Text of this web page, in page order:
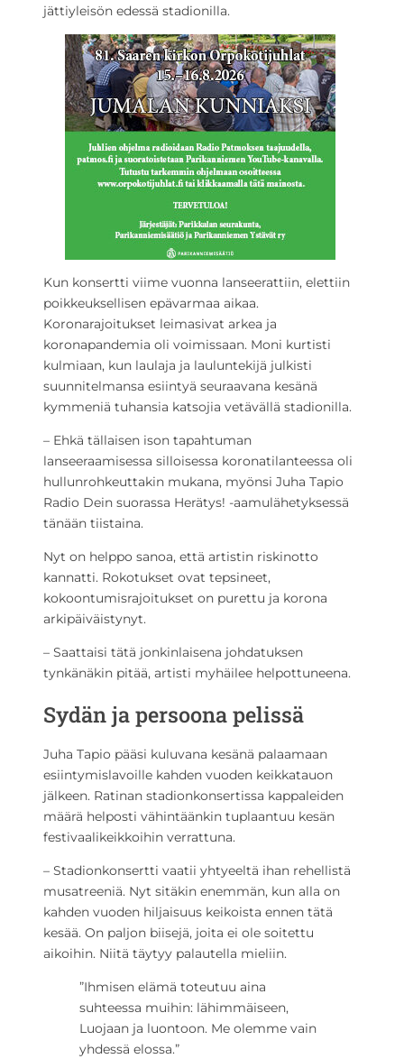
jättiyleisön edessä stadionilla.
Kun konsertti viime vuonna lanseerattiin, elettiin
poikkeuksellisen epävarmaa aikaa.
Koronarajoitukset leimasivat arkea ja
koronapandemia oli voimissaan. Moni kurtisti
kulmiaan, kun laulaja ja lauluntekijä julkisti
suunnitelmansa esiintyä seuraavana kesänä
kymmeniä tuhansia katsojia vetävällä stadionilla.
– Ehkä tällaisen ison tapahtuman
lanseeraamisessa silloisessa koronatilanteessa oli
hullunrohkeuttakin mukana, myönsi Juha Tapio
Radio Dein suorassa Herätys! -aamulähetyksessä
tänään tiistaina.
Nyt on helppo sanoa, että artistin riskinotto
kannatti. Rokotukset ovat tepsineet,
kokoontumisrajoitukset on purettu ja korona
arkipäiväistynyt.
– Saattaisi tätä jonkinlaisena johdatuksen
tynkänäkin pitää, artisti myhäilee helpottuneena.
Sydän ja persoona pelissä
Juha Tapio pääsi kuluvana kesänä palaamaan
esiintymislavoille kahden vuoden keikkatauon
jälkeen. Ratinan stadionkonsertissa kappaleiden
määrä helposti vähintäänkin tuplaantuu kesän
festivaalikeikkoihin verrattuna.
– Stadionkonsertti vaatii yhtyeeltä ihan rehellistä
musatreeniä. Nyt sitäkin enemmän, kun alla on
kahden vuoden hiljaisuus keikoista ennen tätä
kesää. On paljon biisejä, joita ei ole soitettu
aikoihin. Niitä täytyy palautella mieliin.
”Ihmisen elämä toteutuu aina
suhteessa muihin: lähimmäiseen,
Luojaan ja luontoon. Me olemme vain
yhdessä elossa.”